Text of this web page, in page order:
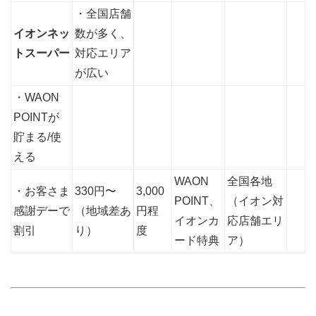
イオンネッ
トスーパー
・全国店舗
数が多く、
対応エリア
が広い
・WAON
POINTが
貯まる/使
える
・お客さま
感謝デーで
割引
330円〜
（地域差あ
り）
3,000
円程
度
WAON
POINT、
イオンカ
ード特典
全国各地
（イオン対
応店舗エリ
ア）